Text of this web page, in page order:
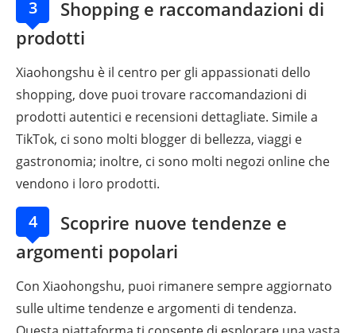
3
Shopping e raccomandazioni di
prodotti
Xiaohongshu è il centro per gli appassionati dello
shopping, dove puoi trovare raccomandazioni di
prodotti autentici e recensioni dettagliate. Simile a
TikTok, ci sono molti blogger di bellezza, viaggi e
gastronomia; inoltre, ci sono molti negozi online che
vendono i loro prodotti.
4
Scoprire nuove tendenze e
argomenti popolari
Con Xiaohongshu, puoi rimanere sempre aggiornato
sulle ultime tendenze e argomenti di tendenza.